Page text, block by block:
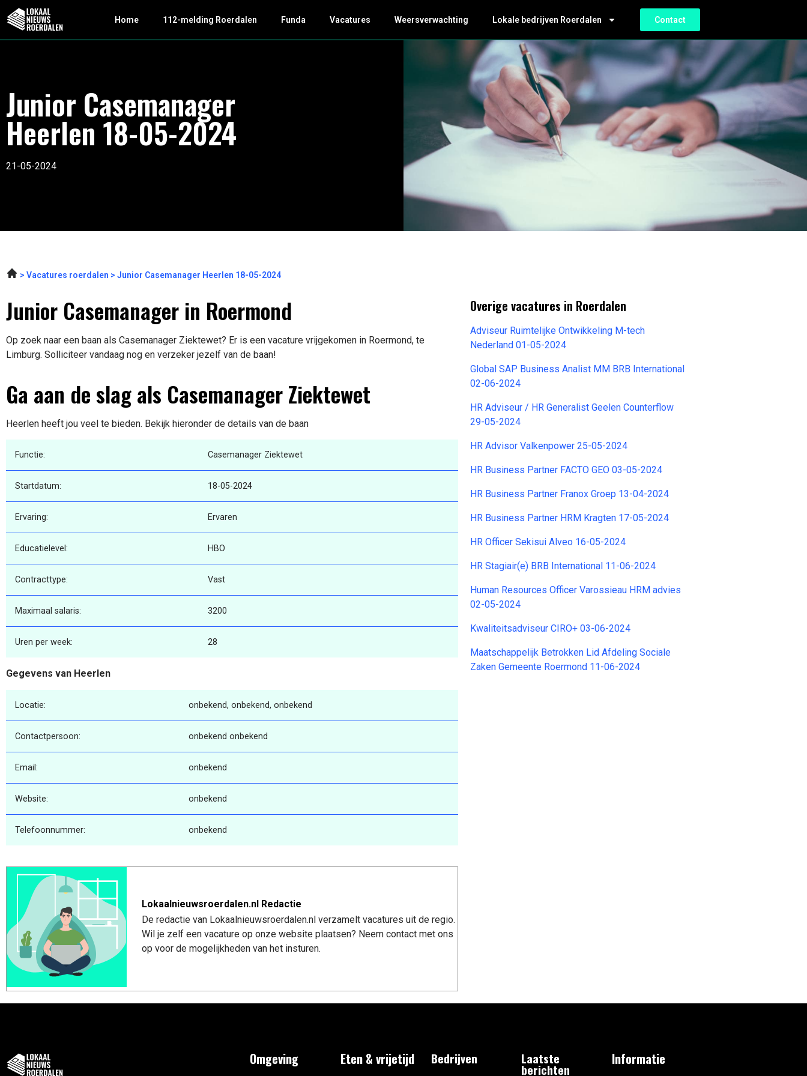
Home 112-melding Roerdalen Funda Vacatures Weersverwachting Lokale bedrijven Roerdalen Contact
Junior Casemanager
Heerlen 18-05-2024
21-05-2024
Vacatures roerdalen Junior Casemanager Heerlen 18-05-2024
Junior Casemanager in Roermond
Op zoek naar een baan als Casemanager Ziektewet? Er is een vacature vrijgekomen in Roermond, te
Limburg. Solliciteer vandaag nog en verzeker jezelf van de baan!
Ga aan de slag als Casemanager Ziektewet
Heerlen heeft jou veel te bieden. Bekijk hieronder de details van de baan
Functie: Casemanager Ziektewet
Startdatum: 18-05-2024
Ervaring: Ervaren
Educatielevel: HBO
Contracttype: Vast
Maximaal salaris: 3200
Uren per week: 28
Gegevens van Heerlen
Locatie: onbekend, onbekend, onbekend
Contactpersoon: onbekend onbekend
Email: onbekend
Website: onbekend
Telefoonnummer: onbekend
Lokaalnieuwsroerdalen.nl Redactie
De redactie van Lokaalnieuwsroerdalen.nl verzamelt vacatures uit de regio.
Wil je zelf een vacature op onze website plaatsen? Neem contact met ons
op voor de mogelijkheden van het insturen.
Overige vacatures in Roerdalen
Adviseur Ruimtelijke Ontwikkeling M-tech
Nederland 01-05-2024
Global SAP Business Analist MM BRB International
02-06-2024
HR Adviseur / HR Generalist Geelen Counterflow
29-05-2024
HR Advisor Valkenpower 25-05-2024
HR Business Partner FACTO GEO 03-05-2024
HR Business Partner Franox Groep 13-04-2024
HR Business Partner HRM Kragten 17-05-2024
HR Officer Sekisui Alveo 16-05-2024
HR Stagiair(e) BRB International 11-06-2024
Human Resources Officer Varossieau HRM advies
02-05-2024
Kwaliteitsadviseur CIRO+ 03-06-2024
Maatschappelijk Betrokken Lid Afdeling Sociale
Zaken Gemeente Roermond 11-06-2024
Omgeving Eten & vrijetijd Bedrijven Laatste
berichten
Informatie